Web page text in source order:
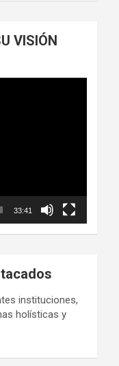
VISIÓN
33:41
instituciones,
holísticas y